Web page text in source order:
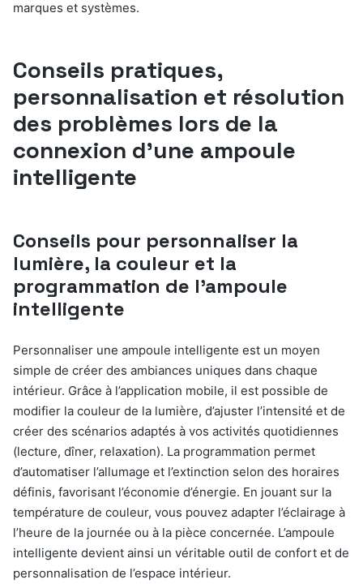
marques et systèmes.
Conseils pratiques,
personnalisation et résolution
des problèmes lors de la
connexion d’une ampoule
intelligente
Conseils pour personnaliser la
lumière, la couleur et la
programmation de l’ampoule
intelligente
Personnaliser une ampoule intelligente est un moyen
simple de créer des ambiances uniques dans chaque
intérieur. Grâce à l’application mobile, il est possible de
modifier la couleur de la lumière, d’ajuster l’intensité et de
créer des scénarios adaptés à vos activités quotidiennes
(lecture, dîner, relaxation). La programmation permet
d’automatiser l’allumage et l’extinction selon des horaires
définis, favorisant l’économie d’énergie. En jouant sur la
température de couleur, vous pouvez adapter l’éclairage à
l’heure de la journée ou à la pièce concernée. L’ampoule
intelligente devient ainsi un véritable outil de confort et de
personnalisation de l’espace intérieur.